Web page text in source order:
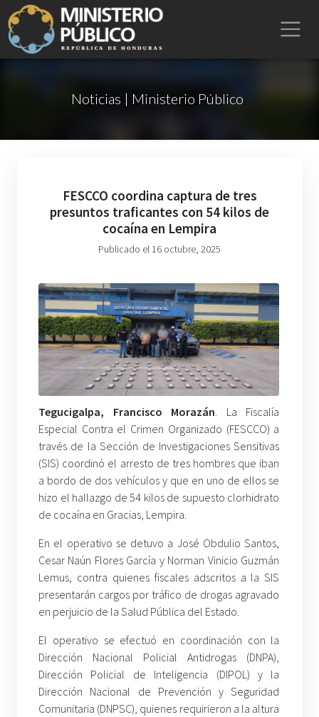
Noticias | Ministerio Público
FESCCO coordina captura de tres
presuntos traficantes con 54 kilos de
cocaína en Lempira
Publicado el 16 octubre, 2025
Tegucigalpa, Francisco Morazán . La Fiscalía
Especial Contra el Crimen Organizado (FESCCO) a
través de la Sección de Investigaciones Sensitivas
(SIS) coordinó el arresto de tres hombres que iban
a bordo de dos vehículos y que en uno de ellos se
hizo el hallazgo de 54 kilos de supuesto clorhidrato
de cocaína en Gracias, Lempira.
En el operativo se detuvo a José Obdulio Santos,
Cesar Naún Flores García y Norman Vinicio Guzmán
Lemus, contra quienes fiscales adscritos a la SIS
presentarán cargos por tráfico de drogas agravado
en perjuicio de la Salud Pública del Estado.
El operativo se efectuó en coordinación con la
Dirección Nacional Policial Antidrogas (DNPA),
Dirección Policial de Inteligencia (DIPOL) y la
Dirección Nacional de Prevención y Seguridad
Comunitaria (DNPSC), quienes requirieron a la altura